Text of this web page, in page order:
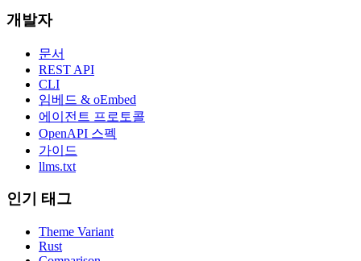
개발자
문서
REST API
CLI
임베드 & oEmbed
에이전트 프로토콜
OpenAPI 스펙
가이드
llms.txt
인기 태그
Theme Variant
Rust